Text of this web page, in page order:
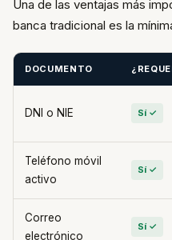
Una de las ventajas más
banca tradicional es la
DOCUMENTO
DNI o NIE Sí ✓
Teléfono móvil
activo
Sí ✓
Correo
electrónico
Sí ✓